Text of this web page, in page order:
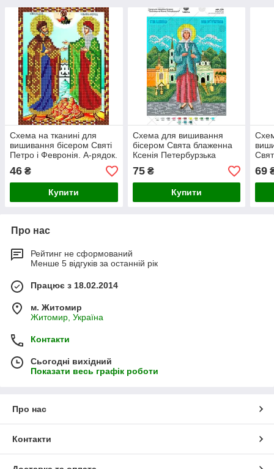
Схема на тканині для
вишивання бісером Святі
Петро і Февронія. А-рядок.
46 ₴
Купити
Схема для вишивання
бісером Свята блаженна
Ксенія Петербурзька
75₴
Купити
69
Про нас
Рейтинг не сформований
Менше 5 відгуків за останній рік
Працює з 18.02.2014
м. Житомир
Житомир, Україна
Контакти
Сьогодні вихідний
Показати весь графік роботи
Про нас
Контакти